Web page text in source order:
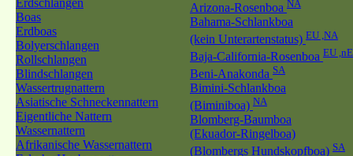
Erdschlangen
Boas
Erdboas
Bolyerschlangen
Rollschlangen
Blindschlangen
Wassertrugnattern
Asiatische Schneckennattern
Eigentliche Nattern
Wassernattern
Afrikanische Wassernattern
Arizona-Rosenboa NA
Bahama-Schlankboa
(kein Unterartenstatus) EU ,NA
Baja-California-Rosenboa EU
Beni-Anakonda SA
Bimini-Schlankboa
(Biminiboa) NA
Blomberg-Baumboa
(Ekuador-Ringelboa)
(Blombergs Hundskopfboa) SA